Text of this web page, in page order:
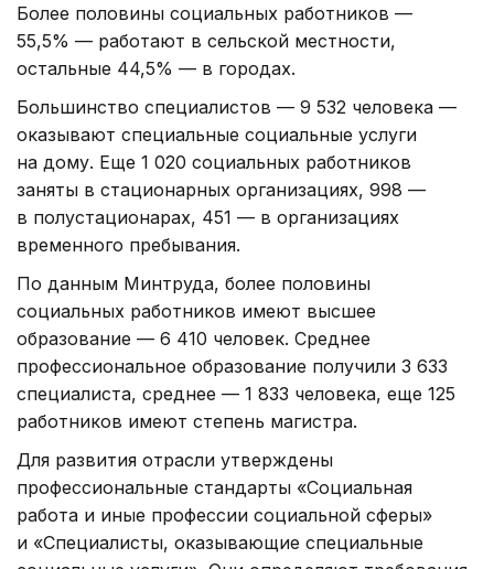
Более половины социальных работников —
55,5% — работают в сельской местности,
остальные 44,5% — в городах.
Большинство специалистов — 9 532 человека —
оказывают специальные социальные услуги
на дому. Еще 1 020 социальных работников
заняты в стационарных организациях, 998 —
в полустационарах, 451 — в организациях
временного пребывания.
По данным Минтруда, более половины
социальных работников имеют высшее
образование — 6 410 человек. Среднее
профессиональное образование получили 3 633
специалиста, среднее — 1 833 человека, еще 125
работников имеют степень магистра.
Для развития отрасли утверждены
профессиональные стандарты «Социальная
работа и иные профессии социальной сферы»
и «Специалисты, оказывающие специальные